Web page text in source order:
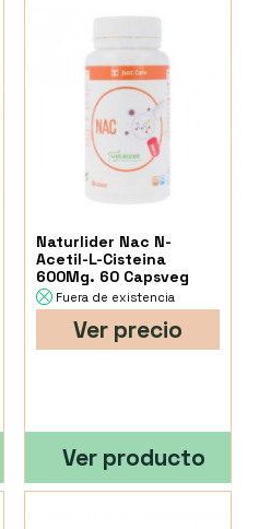
Naturlider Nac N-
Acetil-L-Cisteina
600Mg. 60 Capsveg
Fuera de existencia
Ver precio
Ver producto